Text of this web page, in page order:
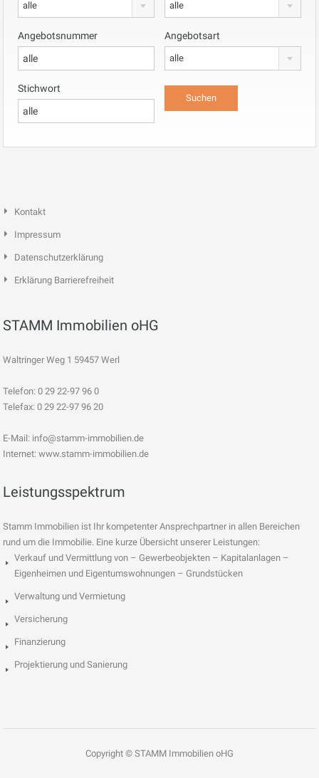
alle alle
Angebotsnummer Angebotsart
alle
Stichwort
Kontakt
Impressum
Datenschutzerklärung
Erklärung Barrierefreiheit
STAMM Immobilien oHG
Waltringer Weg 1 59457 Werl
Telefon: 0 29 22-97 96 0
Telefax: 0 29 22-97 96 20
E-Mail: info@stamm-immobilien.de
Internet: www.stamm-immobilien.de
Leistungsspektrum
Stamm Immobilien ist Ihr kompetenter Ansprechpartner in allen Bereichen
rund um die Immobilie. Eine kurze Übersicht unserer Leistungen:
Verkauf und Vermittlung von – Gewerbeobjekten – Kapitalanlagen –
Eigenheimen und Eigentumswohnungen – Grundstücken
Verwaltung und Vermietung
Versicherung
Finanzierung
Projektierung und Sanierung
Copyright © STAMM Immobilien oHG